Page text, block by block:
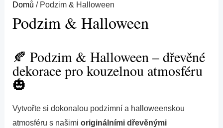
Domů / Podzim & Halloween
Podzim & Halloween
🍂 Podzim & Halloween – dřevěné
dekorace pro kouzelnou atmosféru
🎃
Vytvořte si dokonalou podzimní a halloweenskou
atmosféru s našimi originálními dřevěnými